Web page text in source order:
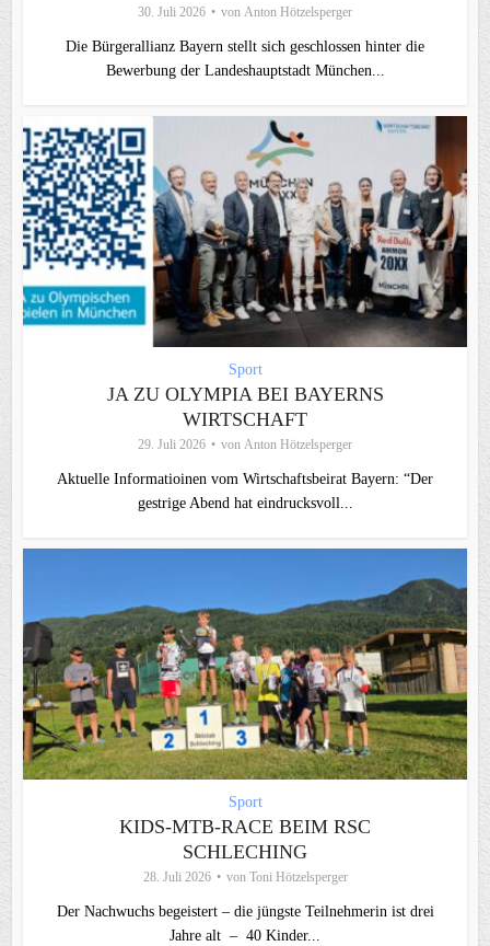
30. Juli 2026 von Anton Hötzelsperger
Die Bürgerallianz Bayern stellt sich geschlossen hinter die
Bewerbung der Landeshauptstadt München...
Sport
JA ZU OLYMPIA BEI BAYERNS
WIRTSCHAFT
29. Juli 2026 von Anton Hötzelsperger
Aktuelle Informatioinen vom Wirtschaftsbeirat Bayern: “Der
gestrige Abend hat eindrucksvoll...
Sport
KIDS-MTB-RACE BEIM RSC
SCHLECHING
28. Juli 2026 von Toni Hötzelsperger
Der Nachwuchs begeistert – die jüngste Teilnehmerin ist drei
Jahre alt – 40 Kinder...